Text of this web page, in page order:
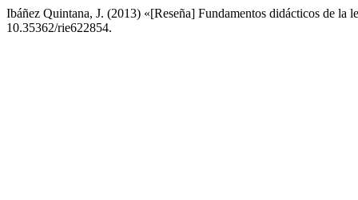
Ibáñez Quintana, J. (2013) «[Reseña] Fundamentos didácticos de la
10.35362/rie622854.